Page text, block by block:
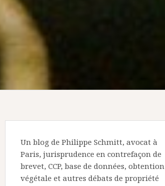
Un blog de Philippe Schmitt, avocat à
Paris, jurisprudence en contrefaçon de
brevet, CCP, base de données, obtention
végétale et autres débats de propriété